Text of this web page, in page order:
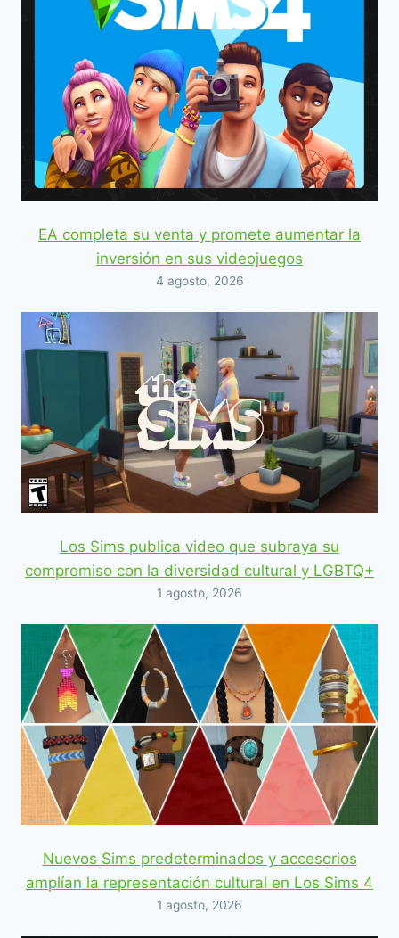
EA completa su venta y promete aumentar la
inversión en sus videojuegos
4 agosto, 2026
Los Sims publica video que subraya su
compromiso con la diversidad cultural y LGBTQ+
1 agosto, 2026
Nuevos Sims predeterminados y accesorios
amplían la representación cultural en Los Sims 4
1 agosto, 2026